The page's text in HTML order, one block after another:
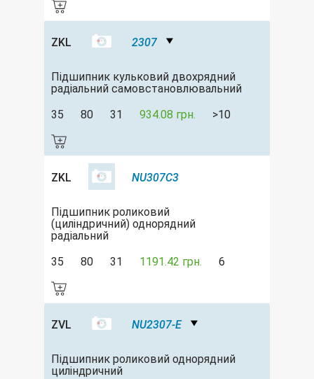
ZKL 2307
Підшипник кульковий двохрядний
радіальний самовстановлювальний
35
80 31 934.08 грн. >10
ZKL NU307C3
Підшипник роликовий
(циліндричний) однорядний
радіальний
35
80 31 1191.42 грн. 6
ZVL NU2307-E
Підшипник роликовий однорядний
циліндричний